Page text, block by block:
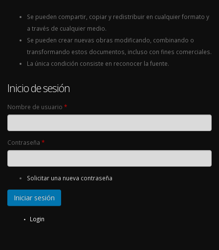
Se pueden compartir, copiar y redistribuir en cualquier formato y
a través de cualquier medio.
Se pueden crear nuevas obras modificando, combinando o
transformando estos documentos, incluso con fines comerciales.
La única condición consiste en reconocer la fuente.
Inicio de sesión
Nombre de usuario *
Contraseña *
Solicitar una nueva contraseña
Login